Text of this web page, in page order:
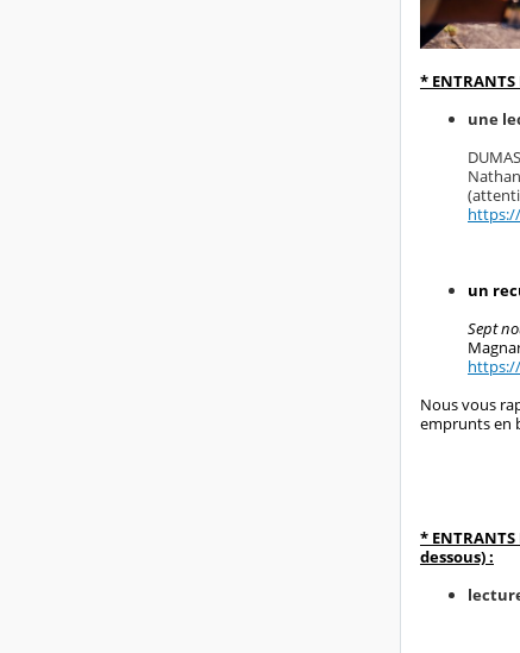
* ENTRANTS
une
un
Sept
Nous vous
emprunts en
*
dessous) :